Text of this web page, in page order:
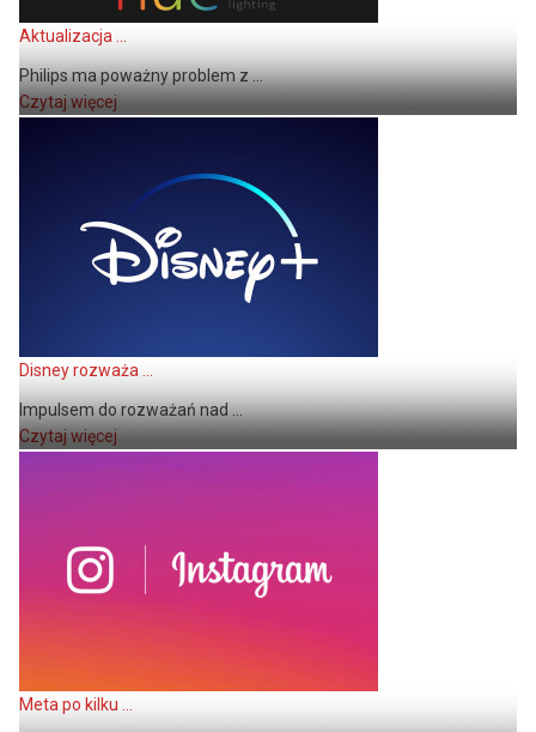
Aktualizacja ...
Philips ma poważny problem z ...
Czytaj więcej
Disney rozważa ...
Impulsem do rozważań nad ...
Czytaj więcej
Meta po kilku ...